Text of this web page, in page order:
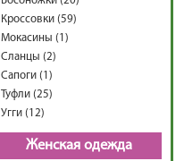
Кроссовки (59)
Мокасины (1)
Сланцы (2)
Сапоги (1)
Туфли (25)
Угги (12)
Женская одежда